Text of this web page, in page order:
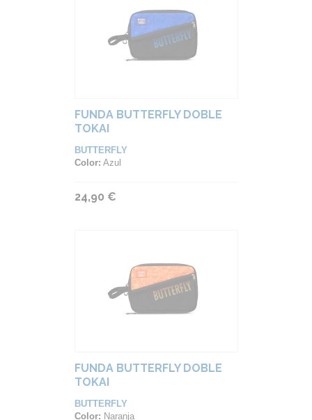
FUNDA BUTTERFLY DOBLE
TOKAI
BUTTERFLY
Color: Azul
24,90 €
FUNDA BUTTERFLY DOBLE
TOKAI
BUTTERFLY
Color: Naranja